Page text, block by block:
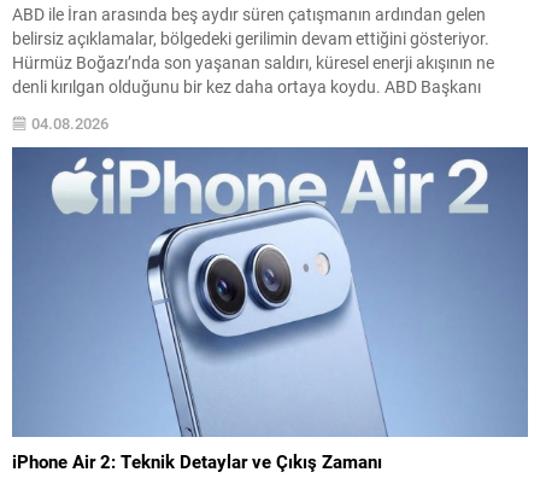
ABD ile İran arasında beş aydır süren çatışmanın ardından gelen
belirsiz açıklamalar, bölgedeki gerilimin devam ettiğini gösteriyor.
Hürmüz Boğazı’nda son yaşanan saldırı, küresel enerji akışının ne
denli kırılgan olduğunu bir kez daha ortaya koydu. ABD Başkanı
Tahran için “son şans” niteliğinde...
04.08.2026
iPhone Air 2: Teknik Detaylar ve Çıkış Zamanı